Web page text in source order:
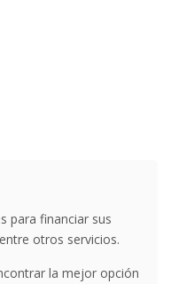
para financiar sus
otros servicios.
la mejor opción